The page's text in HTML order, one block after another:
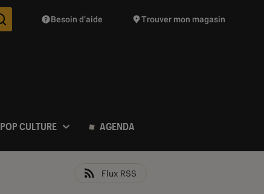
Des suggestions de produits vont vous être proposées
Besoin d’aide Trouver mon magasin
POP CULTURE AGENDA
Flux RSS